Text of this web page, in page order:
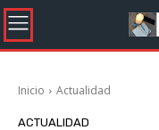
Inicio Actualidad
ACTUALIDAD